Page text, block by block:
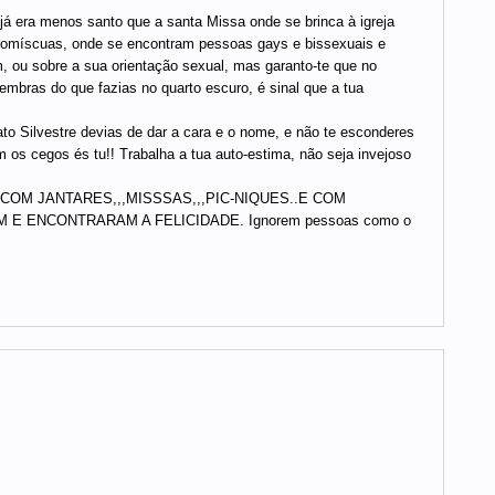
era menos santo que a santa Missa onde se brinca à igreja
onde se encontram pessoas gays e bissexuais e
sobre a sua orientação sexual, mas garanto-te que no
do que fazias no quarto escuro, é sinal que a tua
Silvestre devias de dar a cara e o nome, e não te esconderes
cegos és tu!! Trabalha a tua auto-estima, não seja invejoso
JANTARES,,,MISSSAS,,,PIC-NIQUES..E COM
E ENCONTRARAM A FELICIDADE. Ignorem pessoas como o